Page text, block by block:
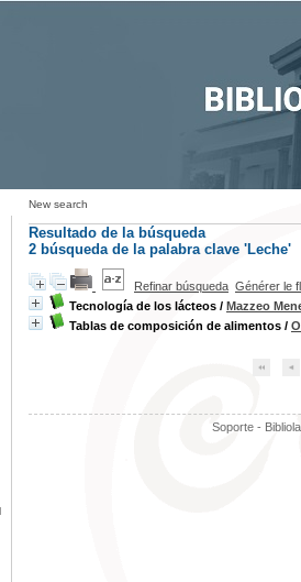
New search
Resultado de la búsqueda
2 búsqueda de la palabra clave 'Leche'
Refinar búsqueda Générer le
Tecnología de los lácteos / Mazzeo
Tablas de composición de alimentos /
Soporte -